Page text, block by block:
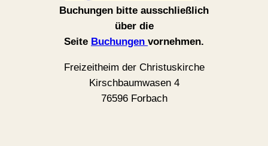
Buchungen bitte ausschließlich
über die
Seite Buchungen vornehmen.
Freizeitheim der Christuskirche
Kirschbaumwasen 4
76596 Forbach